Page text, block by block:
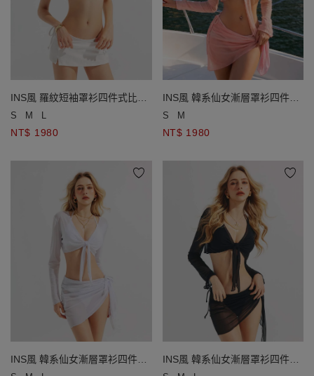
INS風 羅紋短袖罩衫四件式比基
尼套裝
S M L
NT$ 1980
INS風 韓系仙女漸層罩衫四件式
比基尼套裝
S M
NT$ 1980
INS風 韓系仙女漸層罩衫四件式
比基尼套裝
INS風 韓系仙女漸層罩衫四件式
比基尼套裝